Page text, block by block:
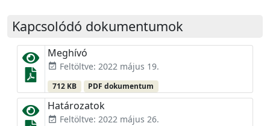
Kapcsolódó dokumentumok
Meghívó
event_available Feltöltve: 2022 május 19.
712 KB PDF dokumentum
Határozatok
event_available Feltöltve: 2022 május 26.